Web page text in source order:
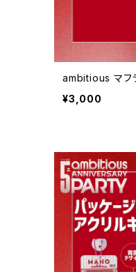
ambitious マフ
¥3,000